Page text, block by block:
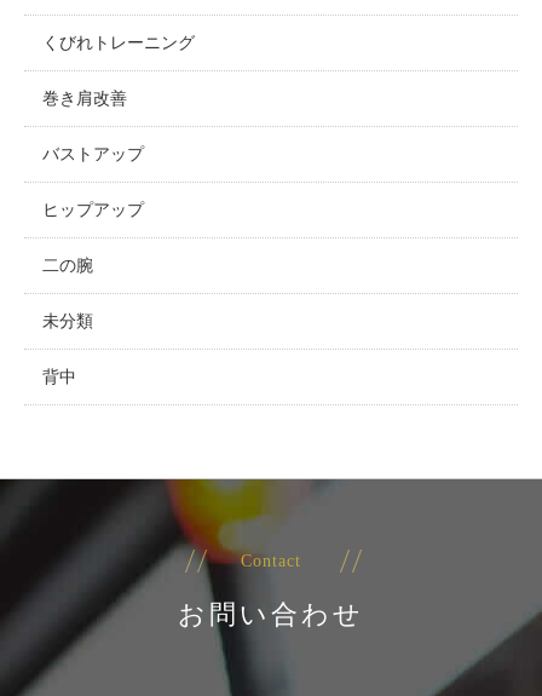
くびれトレーニング
巻き肩改善
バストアップ
ヒップアップ
二の腕
未分類
背中
Contact
お問い合わせ